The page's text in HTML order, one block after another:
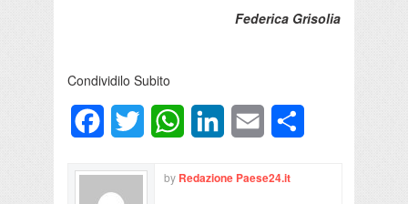
Federica Grisolia
Condividilo Subito
FacebookTwitter WhatsAppLinkedInEmail
by Redazione Paese24.it